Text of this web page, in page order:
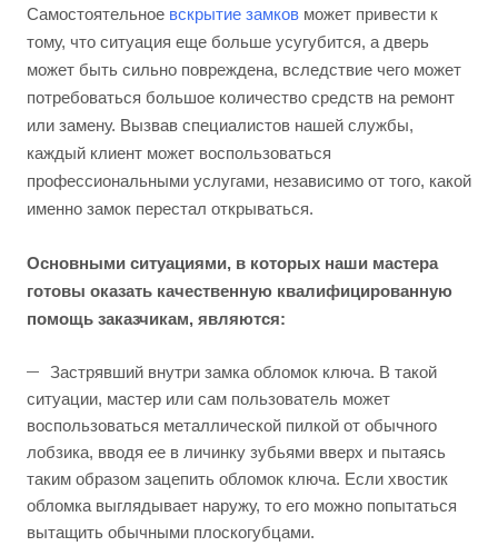
Самостоятельное вскрытие замков может привести к
тому, что ситуация еще больше усугубится, а дверь
может быть сильно повреждена, вследствие чего может
потребоваться большое количество средств на ремонт
или замену. Вызвав специалистов нашей службы,
каждый клиент может воспользоваться
профессиональными услугами, независимо от того, какой
именно замок перестал открываться.
Основными ситуациями, в которых наши мастера
готовы оказать качественную квалифицированную
помощь заказчикам, являются:
Застрявший внутри замка обломок ключа. В такой
ситуации, мастер или сам пользователь может
воспользоваться металлической пилкой от обычного
лобзика, вводя ее в личинку зубьями вверх и пытаясь
таким образом зацепить обломок ключа. Если хвостик
обломка выглядывает наружу, то его можно попытаться
вытащить обычными плоскогубцами.